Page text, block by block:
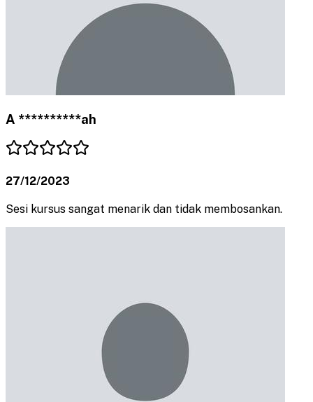
A **********ah
27/12/2023
Sesi kursus sangat menarik dan tidak membosankan.